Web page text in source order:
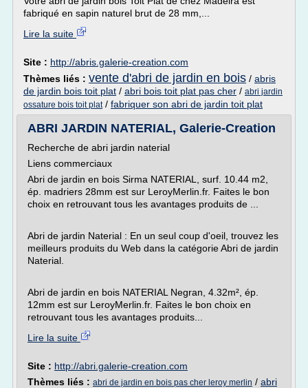
fabriqué en sapin naturel brut de 28 mm,...
Lire la suite
Site : http://abris.galerie-creation.com
Thèmes liés : vente d'abri de jardin en bois / abris
de jardin bois toit plat / abri bois toit plat pas cher / abri jardin
ossature bois toit plat/ fabriquer son abri de jardin toit plat
ABRI JARDIN NATERIAL, Galerie-Creation
Recherche de abri jardin naterial
Liens commerciaux
Abri de jardin en bois Sirma NATERIAL, surf. 10.44 m2,
ép. madriers 28mm est sur LeroyMerlin.fr. Faites le bon
choix en retrouvant tous les avantages produits de ...
Abri de jardin Naterial : En un seul coup d'oeil, trouvez les
meilleurs produits du Web dans la catégorie Abri de jardin
Naterial.
Abri de jardin en bois NATERIAL Negran, 4.32m², ép.
12mm est sur LeroyMerlin.fr. Faites le bon choix en
retrouvant tous les avantages produits...
Lire la suite
Site : http://abri.galerie-creation.com
Thèmes liés : abri de jardin en bois pas cher leroy merlin / abri